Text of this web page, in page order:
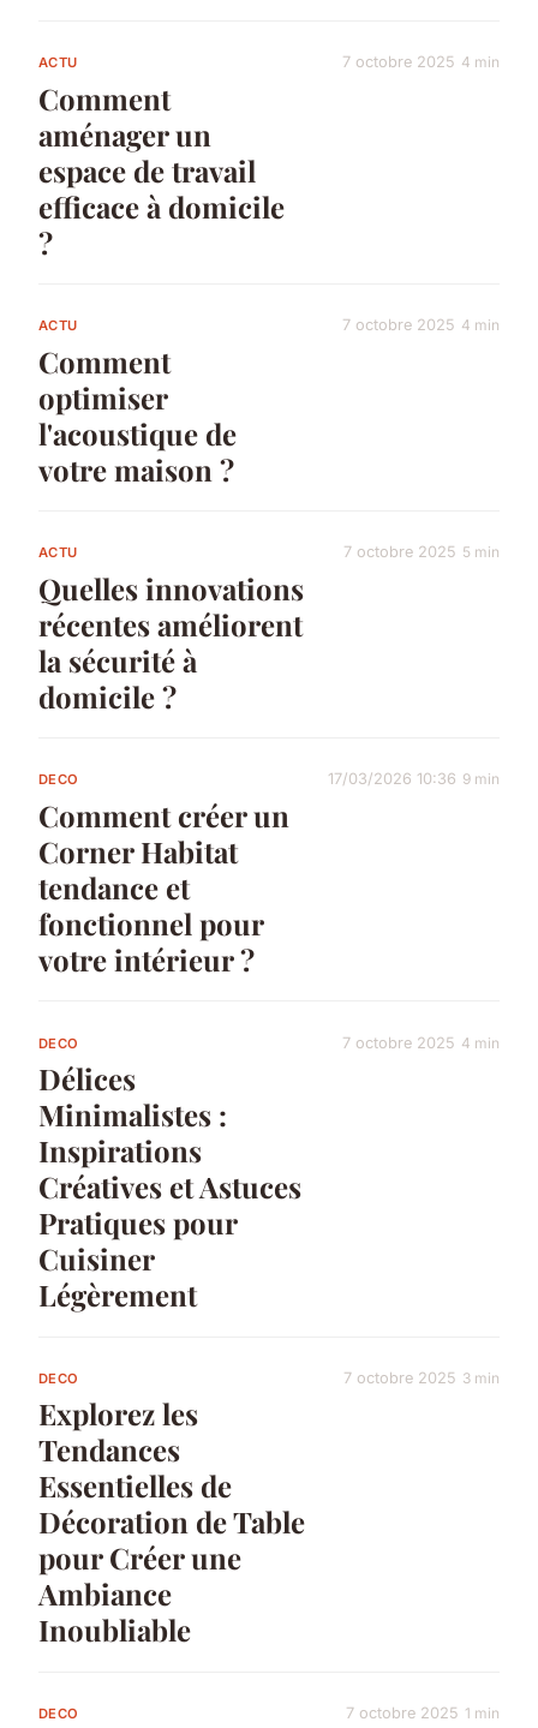
ACTU
Comment
aménager un
espace de travail
efficace à domicile
?
7 octobre 2025 4 min
ACTU
Comment
optimiser
l'acoustique de
votre maison ?
7 octobre 2025 4 min
ACTU
Quelles innovations
récentes améliorent
la sécurité à
domicile ?
7 octobre 2025 5 min
DECO
Comment créer un
Corner Habitat
tendance et
fonctionnel pour
votre intérieur ?
17/03/2026 10:36 9 min
DECO
Délices
Minimalistes :
Inspirations
Créatives et Astuces
Pratiques pour
Cuisiner
Légèrement
7 octobre 2025 4 min
DECO
Explorez les
Tendances
Essentielles de
Décoration de Table
pour Créer une
Ambiance
Inoubliable
7 octobre 2025 3 min
DECO 7 octobre 2025 1 min